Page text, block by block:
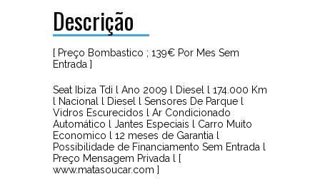
Descrição
[ Preço Bombastico ; 139€ Por Mes Sem
Entrada ]
Seat Ibiza Tdi l Ano 2009 l Diesel l 174.000 Km
l Nacional l Diesel l Sensores De Parque l
Vidros Escurecidos l Ar Condicionado
Automático l Jantes Especiais l Carro Muito
Economico l 12 meses de Garantia l
Possibilidade de Financiamento Sem Entrada l
Preço Mensagem Privada l [
www.matasoucar.com ]